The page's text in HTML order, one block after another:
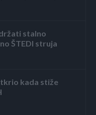
stalno
ŠTEDI struja
kada stiže